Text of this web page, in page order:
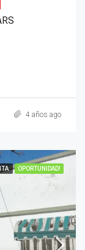
4 años ago
OPORTUNIDAD!